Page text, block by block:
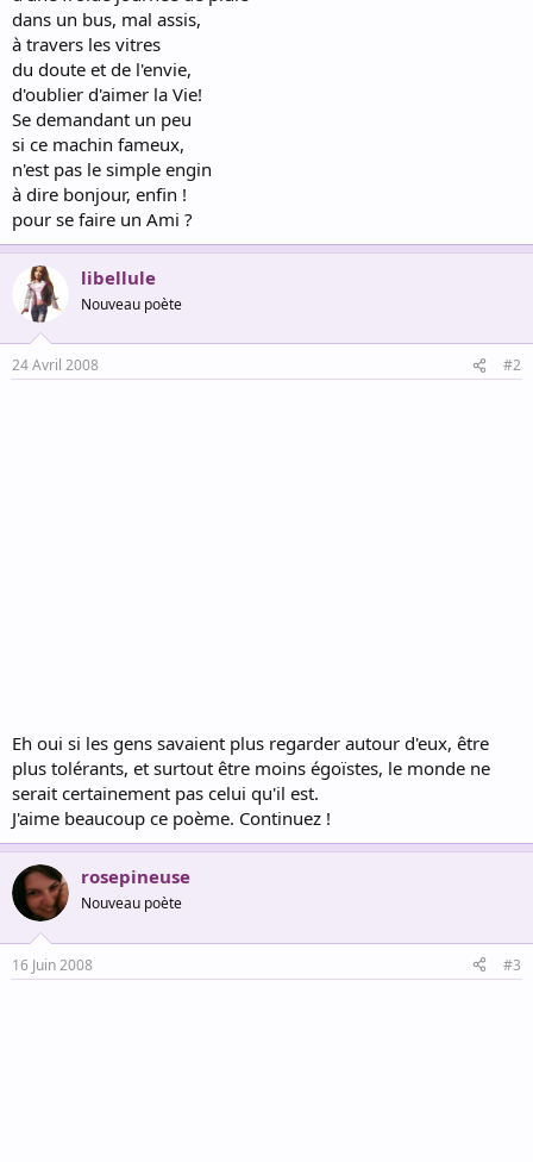
dans un bus, mal assis,
à travers les vitres
du doute et de l'envie,
d'oublier d'aimer la Vie!
Se demandant un peu
si ce machin fameux,
n'est pas le simple engin
à dire bonjour, enfin !
pour se faire un Ami ?
libellule
Nouveau poète
24 Avril 2008 #2
Eh oui si les gens savaient plus regarder autour d'eux, être
plus tolérants, et surtout être moins égoïstes, le monde ne
serait certainement pas celui qu'il est.
J'aime beaucoup ce poème. Continuez !
rosepineuse
Nouveau poète
16 Juin 2008 #3